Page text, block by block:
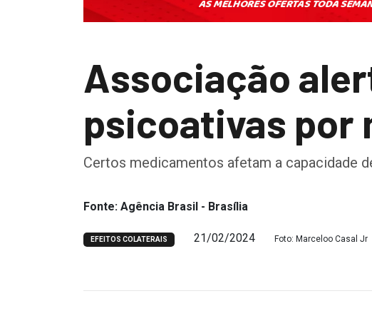
Associação
psicoativas por
Certos medicamentos afetam a capacidade
Fonte: Agência Brasil - Brasília
EFEITOS COLATERAIS 21/02/2024 Foto: Marceloo Casal Jr